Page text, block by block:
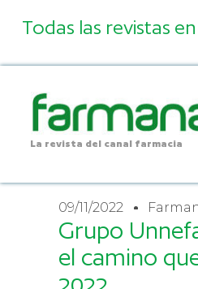
Todas las revistas
La revista del canal farmacia
09/11/2022
Grupo
el camino